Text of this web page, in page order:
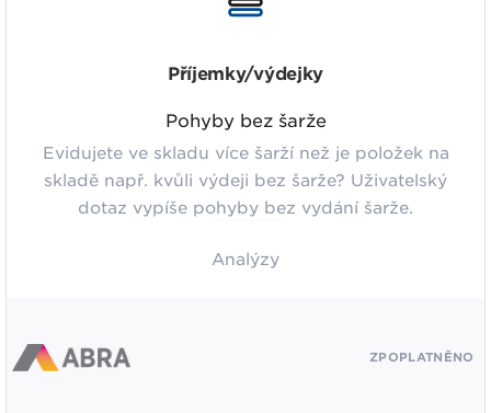
Příjemky/výdejky
Pohyby bez šarže
Evidujete ve skladu více šarží než je položek na
skladě např. kvůli výdeji bez šarže? Uživatelský
dotaz vypíše pohyby bez vydání šarže.
Analýzy
ZPOPLATNĚNO